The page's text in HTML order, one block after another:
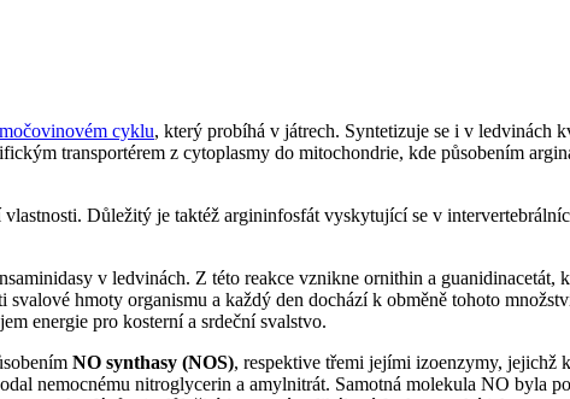
močovinovém cyklu, který probíhá v játrech. Syntetizuje se i v ledvinách
transportérem z cytoplasmy do mitochondrie, kde působením
Důležitý je taktéž argininfosfát vyskytující se v
v ledvinách. Z této reakce vznikne ornithin a guanidinacetát,
hmoty organismu a každý den dochází k obměně tohoto
energie pro kosterní a srdeční svalstvo.
NO synthasy (NOS), respektive třemi jejími izoenzymy, jejichž
nemocnému nitroglycerin a amylnitrát. Samotná molekula NO byla